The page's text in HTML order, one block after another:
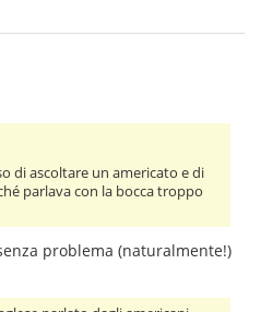
di ascoltare un americato e di
parlava con la bocca troppo
problema (naturalmente!)